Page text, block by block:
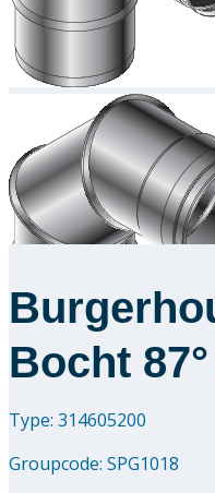
Downloads
Over ons
Contact
Bocht
Type: 314605200
Groupcode: SPG1018